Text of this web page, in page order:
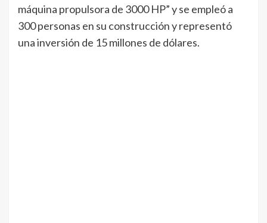
máquina propulsora de 3000 HP” y se empleó a
300 personas en su construcción y representó
una inversión de 15 millones de dólares.